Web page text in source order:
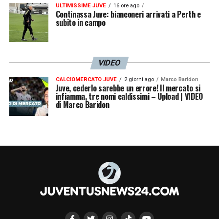
ULTIMISSIME JUVE 16 ore ago
Continassa Juve: bianconeri arrivati a Perth e
subito in campo
VIDEO
CALCIOMERCATO JUVE 2 giorni ago Marco Baridon
Juve, cederlo sarebbe un errore! Il mercato si
infiamma, tre nomi caldissimi – Upload | VIDEO
di Marco Baridon